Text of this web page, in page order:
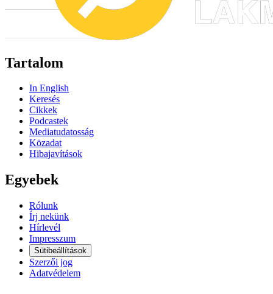
Tartalom
In English
Keresés
Cikkek
Podcastek
Mediatudatosság
Közadat
Hibajavítások
Egyebek
Rólunk
Írj nekünk
Hírlevél
Impresszum
Sütibeállítások
Szerzői jog
Adatvédelem